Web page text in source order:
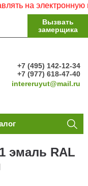
на электронную
Вызвать
замерщика
+7 (495) 142-12-34
+7 (977) 618-47-40
intereruyut@mail.ru
эмаль RAL